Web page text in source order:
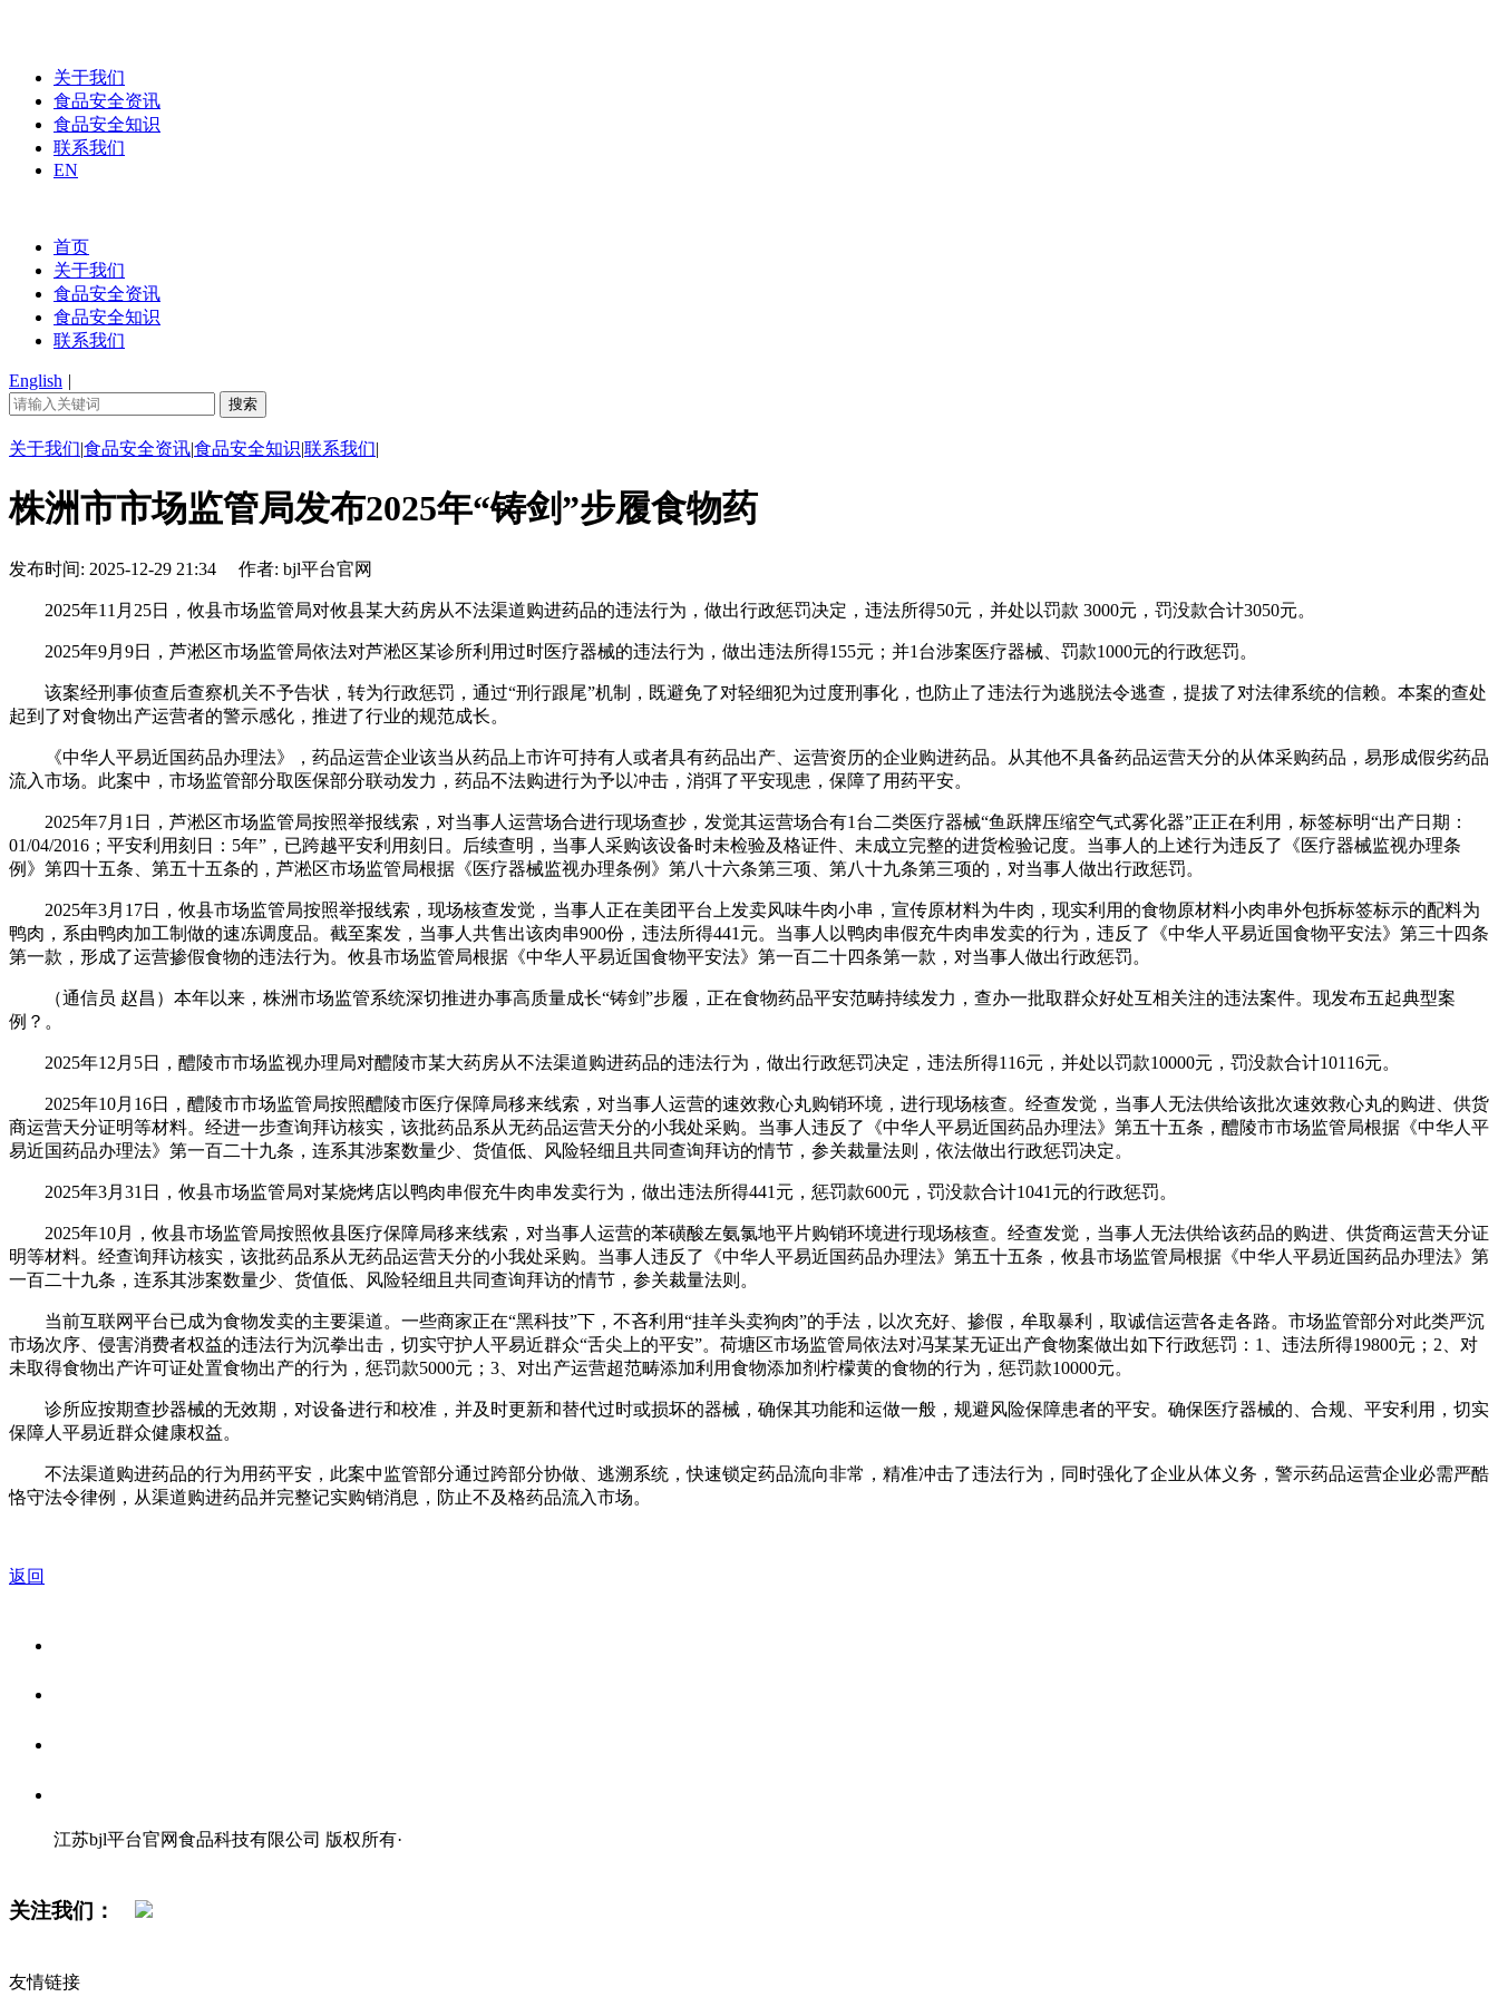
关于我们
食品安全资讯
食品安全知识
联系我们
EN
首页
关于我们
食品安全资讯
食品安全知识
联系我们
English |
关于我们|食品安全资讯|食品安全知识|联系我们|
株洲市市场监管局发布2025年“铸剑”步履食物药
发布时间: 2025-12-29 21:34 作者: bjl平台官网
2025年11月25日，攸县市场监管局对攸县某大药房从不法渠道购进药品的违法行为，做出行政惩罚决定，违法所得50元，并处以罚款 3000元，罚没款合计3050元。
2025年9月9日，芦淞区市场监管局依法对芦淞区某诊所利用过时医疗器械的违法行为，做出违法所得155元；并1台涉案医疗器械、罚款1000元的行政惩罚。
该案经刑事侦查后查察机关不予告状，转为行政惩罚，通过“刑行跟尾”机制，既避免了对轻细犯为过度刑事化，也防止了违法行为逃脱法令逃查，提拔了对法律系统的信赖。本案的查处
起到了对食物出产运营者的警示感化，推进了行业的规范成长。
《中华人平易近国药品办理法》，药品运营企业该当从药品上市许可持有人或者具有药品出产、运营资历的企业购进药品。从其他不具备药品运营天分的从体采购药品，易形成假劣药品
流入市场。此案中，市场监管部分取医保部分联动发力，药品不法购进行为予以冲击，消弭了平安现患，保障了用药平安。
2025年7月1日，芦淞区市场监管局按照举报线索，对当事人运营场合进行现场查抄，发觉其运营场合有1台二类医疗器械“鱼跃牌压缩空气式雾化器”正正在利用，标签标明“出产日期：
01/04/2016；平安利用刻日：5年”，已跨越平安利用刻日。后续查明，当事人采购该设备时未检验及格证件、未成立完整的进货检验记度。当事人的上述行为违反了《医疗器械监视办理条
例》第四十五条、第五十五条的，芦淞区市场监管局根据《医疗器械监视办理条例》第八十六条第三项、第八十九条第三项的，对当事人做出行政惩罚。
2025年3月17日，攸县市场监管局按照举报线索，现场核查发觉，当事人正在美团平台上发卖风味牛肉小串，宣传原材料为牛肉，现实利用的食物原材料小肉串外包拆标签标示的配料为
鸭肉，系由鸭肉加工制做的速冻调度品。截至案发，当事人共售出该肉串900份，违法所得441元。当事人以鸭肉串假充牛肉串发卖的行为，违反了《中华人平易近国食物平安法》第三十四条
第一款，形成了运营掺假食物的违法行为。攸县市场监管局根据《中华人平易近国食物平安法》第一百二十四条第一款，对当事人做出行政惩罚。
（通信员 赵昌）本年以来，株洲市场监管系统深切推进办事高质量成长“铸剑”步履，正在食物药品平安范畴持续发力，查办一批取群众好处互相关注的违法案件。现发布五起典型案
例？。
2025年12月5日，醴陵市市场监视办理局对醴陵市某大药房从不法渠道购进药品的违法行为，做出行政惩罚决定，违法所得116元，并处以罚款10000元，罚没款合计10116元。
2025年10月16日，醴陵市市场监管局按照醴陵市医疗保障局移来线索，对当事人运营的速效救心丸购销环境，进行现场核查。经查发觉，当事人无法供给该批次速效救心丸的购进、供货
商运营天分证明等材料。经进一步查询拜访核实，该批药品系从无药品运营天分的小我处采购。当事人违反了《中华人平易近国药品办理法》第五十五条，醴陵市市场监管局根据《中华人平
易近国药品办理法》第一百二十九条，连系其涉案数量少、货值低、风险轻细且共同查询拜访的情节，参关裁量法则，依法做出行政惩罚决定。
2025年3月31日，攸县市场监管局对某烧烤店以鸭肉串假充牛肉串发卖行为，做出违法所得441元，惩罚款600元，罚没款合计1041元的行政惩罚。
2025年10月，攸县市场监管局按照攸县医疗保障局移来线索，对当事人运营的苯磺酸左氨氯地平片购销环境进行现场核查。经查发觉，当事人无法供给该药品的购进、供货商运营天分证
明等材料。经查询拜访核实，该批药品系从无药品运营天分的小我处采购。当事人违反了《中华人平易近国药品办理法》第五十五条，攸县市场监管局根据《中华人平易近国药品办理法》第
一百二十九条，连系其涉案数量少、货值低、风险轻细且共同查询拜访的情节，参关裁量法则。
当前互联网平台已成为食物发卖的主要渠道。一些商家正在“黑科技”下，不吝利用“挂羊头卖狗肉”的手法，以次充好、掺假，牟取暴利，取诚信运营各走各路。市场监管部分对此类严沉
市场次序、侵害消费者权益的违法行为沉拳出击，切实守护人平易近群众“舌尖上的平安”。荷塘区市场监管局依法对冯某某无证出产食物案做出如下行政惩罚：1、违法所得19800元；2、对
未取得食物出产许可证处置食物出产的行为，惩罚款5000元；3、对出产运营超范畴添加利用食物添加剂柠檬黄的食物的行为，惩罚款10000元。
诊所应按期查抄器械的无效期，对设备进行和校准，并及时更新和替代过时或损坏的器械，确保其功能和运做一般，规避风险保障患者的平安。确保医疗器械的、合规、平安利用，切实
保障人平易近群众健康权益。
不法渠道购进药品的行为用药平安，此案中监管部分通过跨部分协做、逃溯系统，快速锁定药品流向非常，精准冲击了违法行为，同时强化了企业从体义务，警示药品运营企业必需严酷
恪守法令律例，从渠道购进药品并完整记实购销消息，防止不及格药品流入市场。
返回
江苏bjl平台官网食品科技有限公司 版权所有·
关注我们：
友情链接